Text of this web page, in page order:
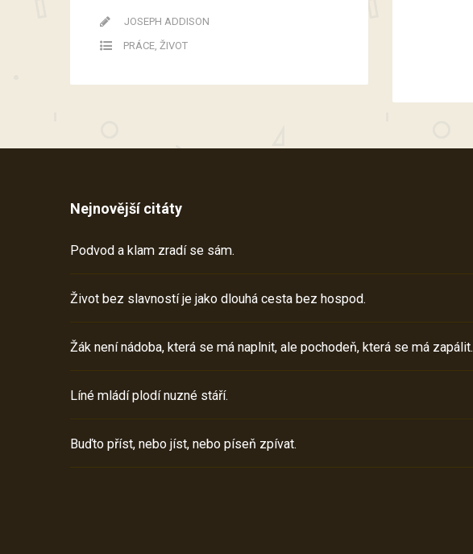
JOSEPH ADDISON
PRÁCE ŽIVOT
Nejnovější citáty
Podvod a klam zradí se sám.
Život bez slavností je jako dlouhá cesta bez hospod.
Žák není nádoba, která se má naplnit, ale pochodeň, která se má zapálit.
Líné mládí plodí nuzné stáří.
Buďto příst, nebo jíst, nebo píseň zpívat.